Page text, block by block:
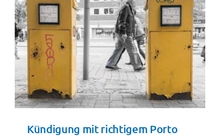
Kündigung mit richtigem Porto